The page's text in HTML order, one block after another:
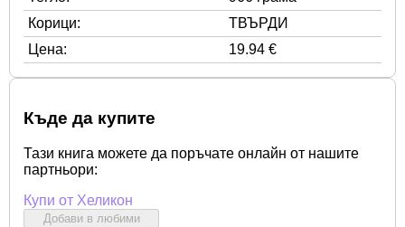
Корици:
ТВЪРДИ
Цена:
19.94 €
Къде да купите
Тази книга можете да поръчате онлайн от нашите
партньори:
Купи от Хеликон
Добави в любими